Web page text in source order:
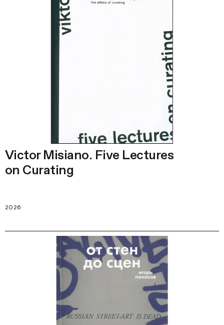
Victor Misiano. Five Lectures
on Curating
2026